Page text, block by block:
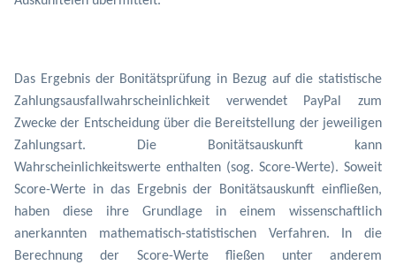
Das Ergebnis der Bonitätsprüfung in Bezug auf die statistische
Zahlungsausfallwahrscheinlichkeit verwendet PayPal zum
Zwecke der Entscheidung über die Bereitstellung der jeweiligen
Zahlungsart. Die Bonitätsauskunft kann
Wahrscheinlichkeitswerte enthalten (sog. Score-Werte). Soweit
Score-Werte in das Ergebnis der Bonitätsauskunft einfließen,
haben diese ihre Grundlage in einem wissenschaftlich
anerkannten mathematisch-statistischen Verfahren. In die
Berechnung der Score-Werte fließen unter anderem